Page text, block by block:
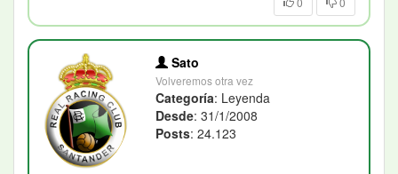
Sato
Volveremos otra vez
Categoría: Leyenda
Desde: 31/1/2008
Posts: 24.123